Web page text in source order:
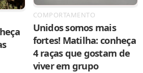
COMPORTAMENTO
Unidos somos mais
fortes! Matilha: conheça
4 raças que gostam de
viver em grupo